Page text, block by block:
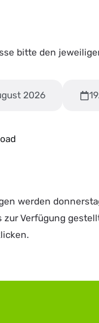
bitte den
2026
werden
Verfügung